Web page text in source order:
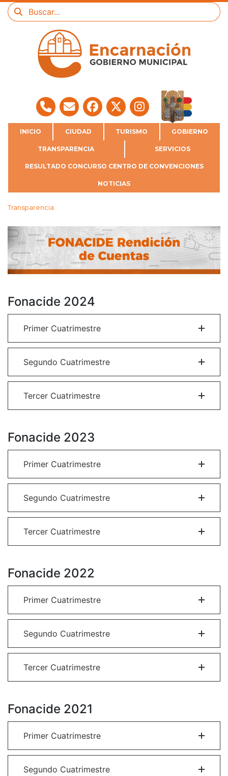
INICIO CIUDAD TURISMO GOBIERNO
TRANSPARENCIA SERVICIOS
RESULTADO CONCURSO CENTRO DE CONVENCIONES
NOTICIAS
Transparencia
Fonacide 2024
Primer Cuatrimestre
Segundo Cuatrimestre
Tercer Cuatrimestre
Fonacide 2023
Primer Cuatrimestre
Segundo Cuatrimestre
Tercer Cuatrimestre
Fonacide 2022
Primer Cuatrimestre
Segundo Cuatrimestre
Tercer Cuatrimestre
Fonacide 2021
Primer Cuatrimestre
Segundo Cuatrimestre